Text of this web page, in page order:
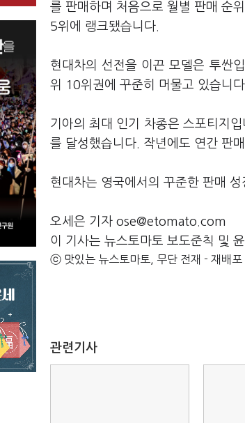
를 판매하며 처음으로 월별 판매 순
5위에 랭크됐습니다.
현대차의 선전을 이끈 모델은 투싼
위 10위권에 꾸준히 머물고 있습니
기아의 최대 인기 차종은 스포티지
를 달성했습니다. 작년에도 연간 판
현대차는 영국에서의 꾸준한 판매
오세은 기자 ose@etomato.com
이 기사는 뉴스토마토 보도준칙 및
ⓒ 맛있는 뉴스토마토, 무단 전재 - 재배포
관련기사